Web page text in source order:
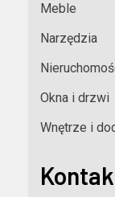
Meble
Narzędzia
Okna i drzwi
Wnętrze i